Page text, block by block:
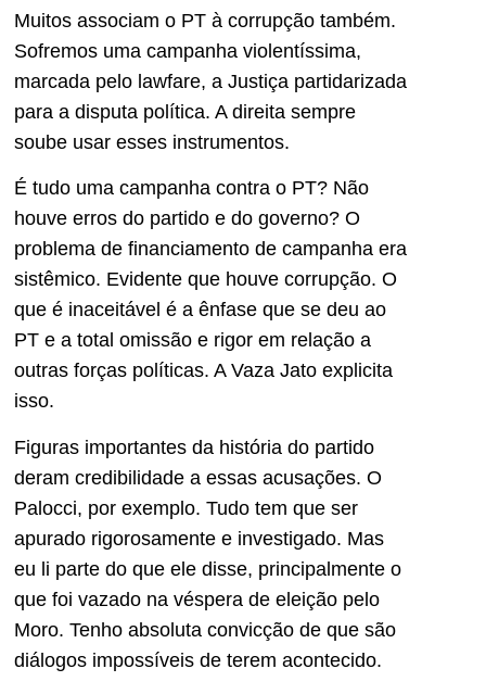
Muitos associam o PT à corrupção também.
Sofremos uma campanha violentíssima,
marcada pelo lawfare, a Justiça partidarizada
para a disputa política. A direita sempre
soube usar esses instrumentos.
É tudo uma campanha contra o PT? Não
houve erros do partido e do governo? O
problema de financiamento de campanha era
sistêmico. Evidente que houve corrupção. O
que é inaceitável é a ênfase que se deu ao
PT e a total omissão e rigor em relação a
outras forças políticas. A Vaza Jato explicita
isso.
Figuras importantes da história do partido
deram credibilidade a essas acusações. O
Palocci, por exemplo. Tudo tem que ser
apurado rigorosamente e investigado. Mas
eu li parte do que ele disse, principalmente o
que foi vazado na véspera de eleição pelo
Moro. Tenho absoluta convicção de que são
diálogos impossíveis de terem acontecido.